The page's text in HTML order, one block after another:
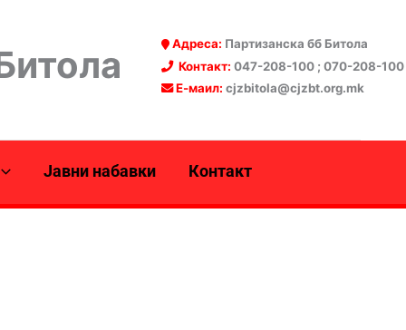
Адреса: Партизанска бб Битола
Контакт: 047-208-100 ; 070-208-100
Е-маил: cjzbitola@cjzbt.org.mk
Јавни набавки Контакт